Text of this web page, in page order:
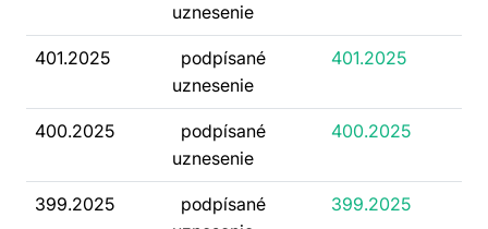
uznesenie
401.2025
podpísané
uznesenie
401.2025
400.2025
podpísané
uznesenie
400.2025
399.2025
podpísané
399.2025